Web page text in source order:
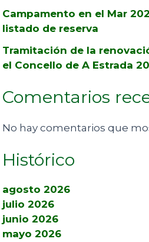
Campamento en el Mar
listado de reserva
Tramitación de la
el Concello de A Estrada
Comentarios
No hay comentarios que
Histórico
agosto 2026
julio 2026
junio 2026
mayo 2026